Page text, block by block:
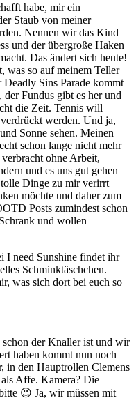
habe, mir ein
Staub von meiner
Nennen wir das Kind
und der übergroße Haken
Das ändert sich heute!
was so auf meinem Teller
Sins Parade kommt
Fundus gibt es her und
die Zeit. Tennis will
werden. Und ja,
Sonne sehen. Meinen
schon lange nicht mehr
ohne Arbeit,
und es uns gut gehen
Dinge zu mir verirrt
möchte und daher zum
Posts zumindest schon
und wollen
I need Sunshine findet ihr
Schminktäschchen.
was sich dort bei euch so
der Knaller ist und wir
haben kommt nun noch
in den Hauptrollen Clemens
Affe. Kamera? Die
😉 Ja, wir müssen mit